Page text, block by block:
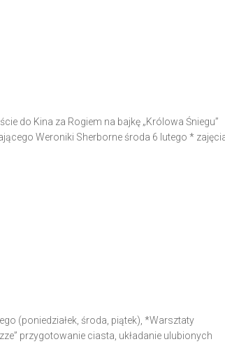
do Kina za Rogiem na bajkę „Królowa Śniegu”
Weroniki Sherborne środa 6 lutego *
(poniedziałek, środa, piątek), *Warsztaty
przygotowanie ciasta, układanie ulubionych